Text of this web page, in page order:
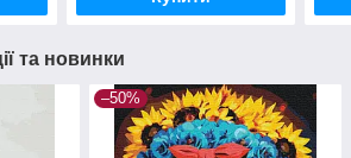
та новинки
–50%